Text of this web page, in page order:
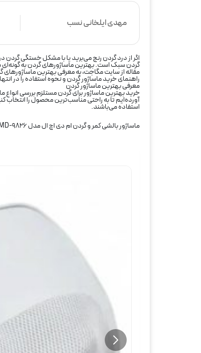
مهدی ایلخانی نسب
اگر از درد گردن رنج می‌برید یا با مشکل خستگی
گردن سبک است. بهترین ماساژورهای گردن به
مقاله ازسایت مگاجت، به معرفی بهترین
راهنمای خرید ماساژور گردن و نحوه استفاده را در
معرفی بهترین ماساژور گردن
خرید بهترین ماساژور برای گردن مستلزم بررسی
آورده‌ایم تا به راحتی مناسب‌ترین محصول را انتخاب
استفاده می‌باشند.
ماساژور بالشی کمر و گردن ام دی اچ ال مدل MD-9826